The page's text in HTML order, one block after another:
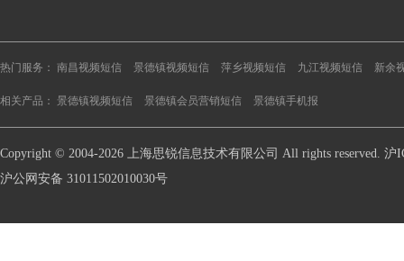
热门服务： 南昌视频短信 景德镇视频短信 萍乡视频短信 九江视频短信 新余
相关产品： 景德镇视频短信 景德镇会员营销短信 景德镇手机报
Copyright © 2004-2026 上海思锐信息技术有限公司 All rights reserved. 沪
沪公网安备 31011502010030号